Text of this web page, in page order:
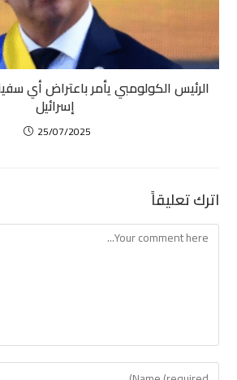
الرئيس الكولومبي يأمر باعتراض أي
إسرائيل
25/07/2025
اترك تعليقاً